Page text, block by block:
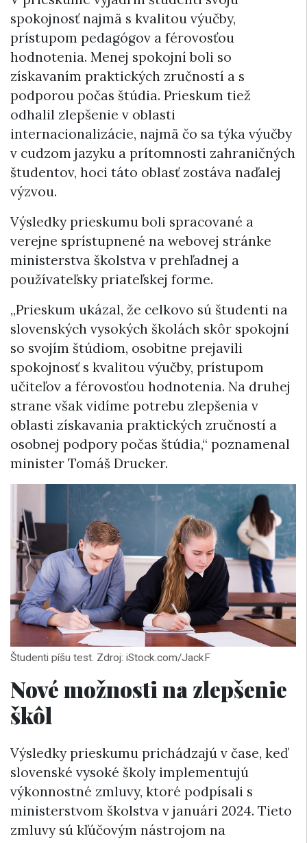
spokojnosť najmä s kvalitou výučby,
prístupom pedagógov a férovosťou
hodnotenia. Menej spokojní boli so
získavaním praktických zručností a s
podporou počas štúdia. Prieskum tiež
odhalil zlepšenie v oblasti
internacionalizácie, najmä čo sa týka výučby
v cudzom jazyku a prítomnosti zahraničných
študentov, hoci táto oblasť zostáva naďalej
výzvou.
Výsledky prieskumu boli spracované a
verejne sprístupnené na webovej stránke
ministerstva školstva v prehľadnej a
používateľsky priateľskej forme.
„Prieskum ukázal, že celkovo sú študenti na
slovenských vysokých školách skôr spokojní
so svojím štúdiom, osobitne prejavili
spokojnosť s kvalitou výučby, prístupom
učiteľov a férovosťou hodnotenia. Na druhej
strane však vidíme potrebu zlepšenia v
oblasti získavania praktických zručností a
osobnej podpory počas štúdia,“ poznamenal
minister Tomáš Drucker.
Študenti píšu test. Zdroj: iStock.com/JackF
Nové možnosti na zlepšenie
škôl
Výsledky prieskumu prichádzajú v čase, keď
slovenské vysoké školy implementujú
výkonnostné zmluvy, ktoré podpísali s
ministerstvom školstva v januári 2024. Tieto
zmluvy sú kľúčovým nástrojom na